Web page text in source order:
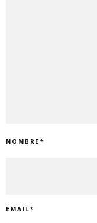
NOMBRE*
EMAIL*